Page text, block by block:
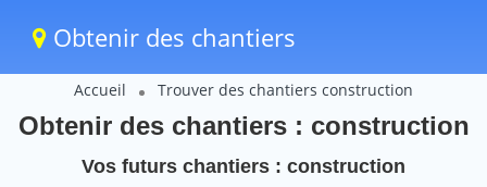
Obtenir des chantiers
Accueil Trouver des chantiers construction
Obtenir des chantiers : construction
Vos futurs chantiers : construction